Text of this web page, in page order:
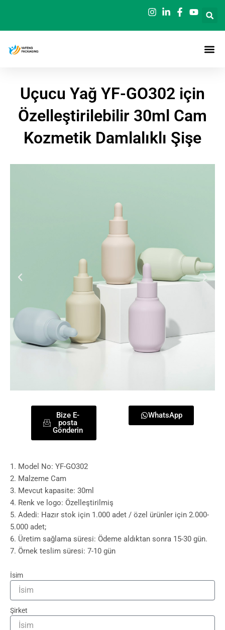
Uçucu Yağ YF-GO302 için
Özelleştirilebilir 30ml Cam
Kozmetik Damlalıklı Şişe
Bize E-
posta
Gönderin
WhatsApp
1. Model No: YF-GO302
2. Malzeme Cam
3. Mevcut kapasite: 30ml
4. Renk ve logo: Özelleştirilmiş
5. Adedi: Hazır stok için 1.000 adet / özel ürünler için 2.000-
5.000 adet;
6. Üretim sağlama süresi: Ödeme aldıktan sonra 15-30 gün.
7. Örnek teslim süresi: 7-10 gün
İsim
Şirket